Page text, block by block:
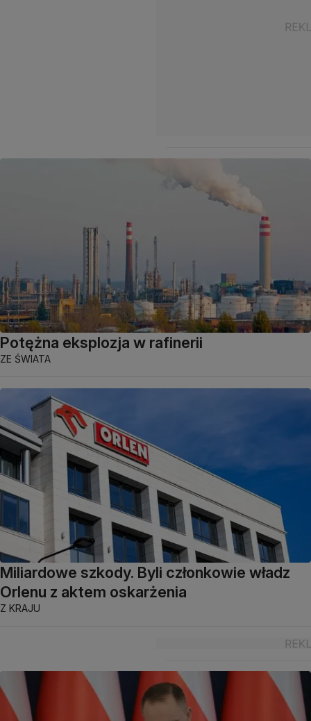
Potężna eksplozja w rafinerii
ZE ŚWIATA
Miliardowe szkody. Byli członkowie władz
Orlenu z aktem oskarżenia
Z KRAJU